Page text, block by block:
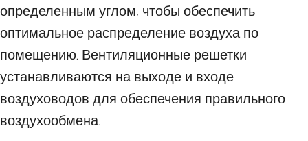
определенным углом, чтобы обеспечить
оптимальное распределение воздуха по
помещению. Вентиляционные решетки
устанавливаются на выходе и входе
воздуховодов для обеспечения правильного
воздухообмена.